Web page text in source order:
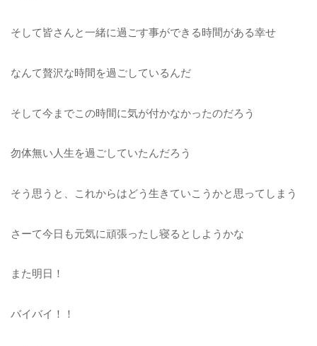
そして皆さんと一緒に過ごす事ができる時間がある幸せ
なんて贅沢な時間を過ごしているんだ
そして今までこの時間に気が付かなかったのだろう
勿体無い人生を過ごしていたんだろう
そう思うと、これからはどう生きていこうかと思ってしまう
さーて今日も元気に頑張ったし寝るとしようかな
また明日！
バイバイ！！